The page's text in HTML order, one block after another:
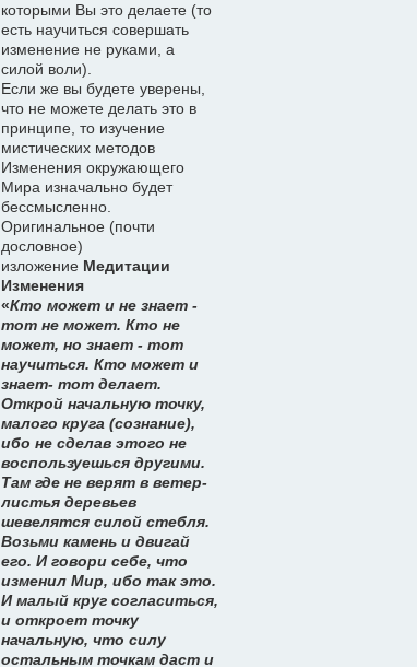
которыми Вы это делаете (то
есть научиться совершать
изменение не руками, а
силой воли).
Если же вы будете уверены,
что не можете делать это в
принципе, то изучение
мистических методов
Изменения окружающего
Мира изначально будет
бессмысленно.
Оригинальное (почти
дословное)
изложение Медитации
Изменения
«Кто может и не знает -
тот не может. Кто не
может, но знает - тот
научиться. Кто может и
знает- тот делает.
Открой начальную точку,
малого круга (сознание),
ибо не сделав этого не
воспользуешься другими.
Там где не верят в ветер-
листья деревьев
шевелятся силой стебля.
Возьми камень и двигай
его. И говори себе, что
изменил Мир, ибо так это.
И малый круг согласиться,
и откроет точку
начальную, что силу
остальным точкам даст и